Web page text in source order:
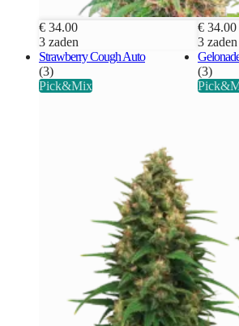
€ 34.00
3 zaden
€ 34.00
3 zaden
Strawberry Cough Auto
(3)
Pick&Mix
(3)